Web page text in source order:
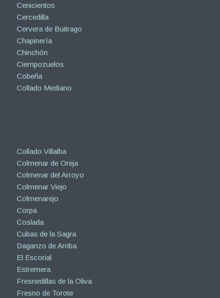
Cenicientos
Cercedilla
Cervera de Buitrago
Chapinería
Chinchón
Ciempozuelos
Cobeña
Collado Mediano
Collado Villalba
Colmenar de Oreja
Colmenar del Arroyo
Colmenar Viejo
Colmenarejo
Corpa
Coslada
Cubas de la Sagra
Daganzo de Arriba
El Escorial
Estremera
Fresnedillas de la Oliva
Fresno de Torote